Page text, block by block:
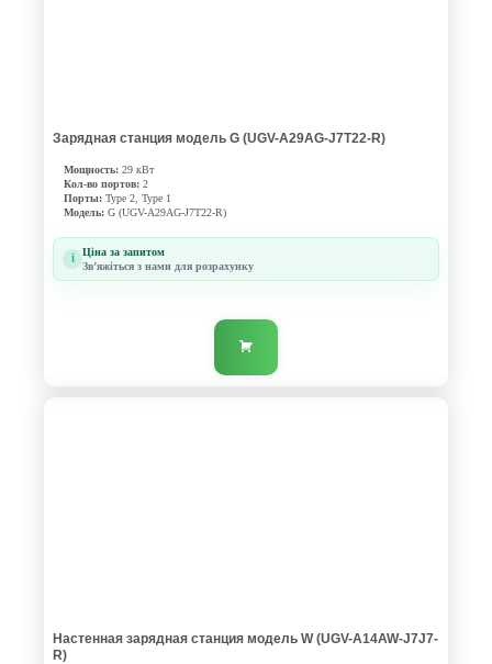
Зарядная станция модель G (UGV-A29AG-J7T22-R)
Мощность: 29 кВт
Кол-во портов: 2
Порты: Type 2, Type 1
Модель: G (UGV-A29AG-J7T22-R)
i Ціна за запитом
Звʼяжіться з нами для розрахунку
Настенная зарядная станция модель W (UGV-A14AW-J7J7-
R)